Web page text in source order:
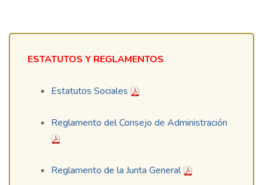
ESTATUTOS Y REGLAMENTOS
Estatutos Sociales
Reglamento del Consejo de Administración
Reglamento de la Junta General